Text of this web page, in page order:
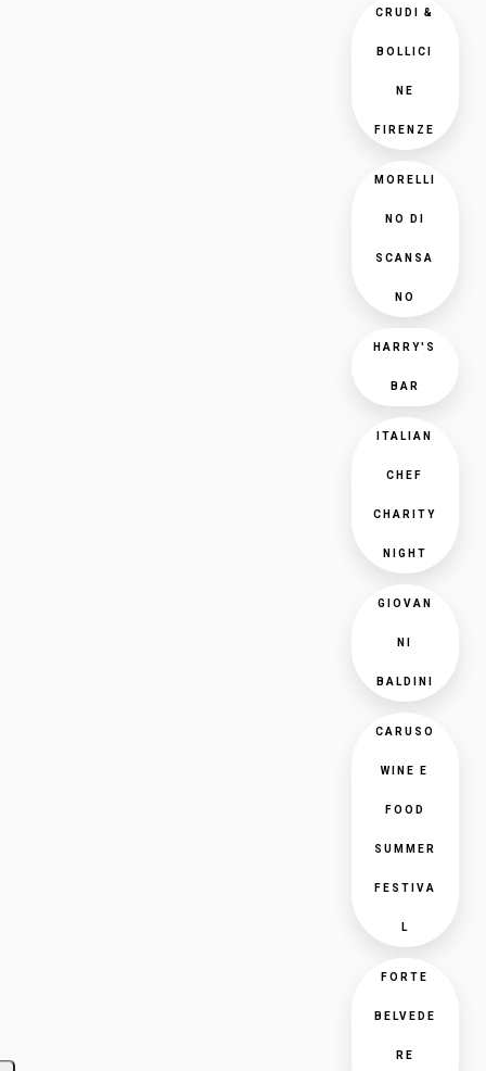
CRUDI &
BOLLICI
NE
FIRENZE
MORELLI
NO DI
SCANSA
NO
HARRY'S
BAR
ITALIAN
CHEF
CHARITY
NIGHT
GIOVAN
NI
BALDINI
CARUSO
WINE E
FOOD
SUMMER
FESTIVA
L
FORTE
BELVEDE
RE